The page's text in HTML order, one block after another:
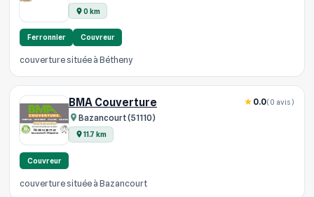
0 km
Ferronnier Couvreur
couverture située à Bétheny
BMA Couverture
Bazancourt (51110)
11.7 km
0.0(0 avis)
Couvreur
couverture située à Bazancourt